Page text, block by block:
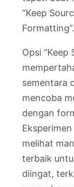
“Keep
Formatting”.
Opsi “Keep
sementara
mencoba
dengan
melihat
terbaik
diingat,